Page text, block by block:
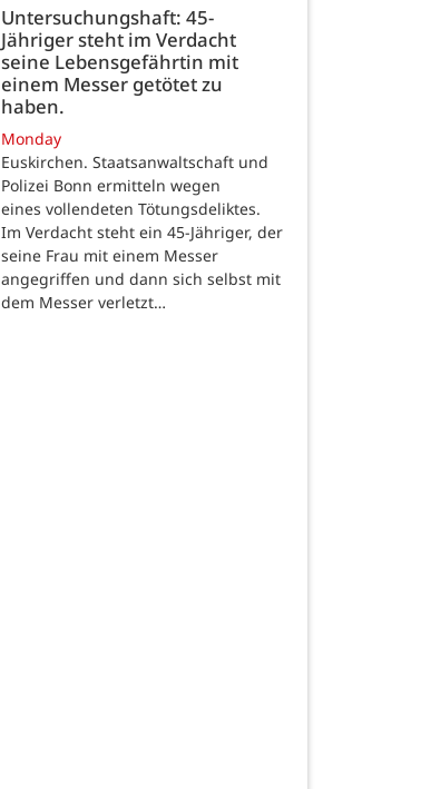
Untersuchungshaft: 45-
Jähriger steht im Verdacht
seine Lebensgefährtin mit
einem Messer getötet zu
haben.
Monday
Euskirchen. Staatsanwaltschaft und
Polizei Bonn ermitteln wegen
eines vollendeten Tötungsdeliktes.
Im Verdacht steht ein 45-Jähriger, der
seine Frau mit einem Messer
angegriffen und dann sich selbst mit
dem Messer verletzt…